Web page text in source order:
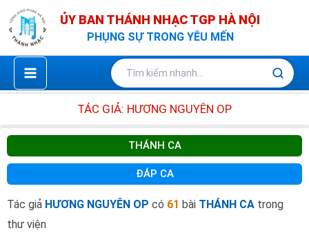
Nhảy
tới
nội
dung
ỦY BAN THÁNH NHẠC TGP HÀ NỘI
PHỤNG SỰ TRONG YÊU MẾN
TÁC GIẢ: HƯƠNG NGUYÊN OP
THÁNH CA
ĐÁP CA
Tác giả HƯƠNG NGUYÊN OP có 61 bài THÁNH CA trong
thư viện